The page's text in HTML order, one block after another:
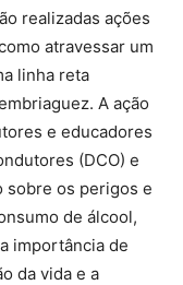
realizadas ações
atravessar um
linha reta
A ação
e educadores
(DCO) e
sobre os perigos e
de álcool,
importância de
da vida e a